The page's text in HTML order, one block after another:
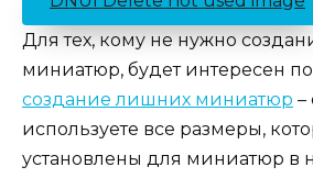
Для тех, кому не нужно
миниатюр, будет интересен
создание лишних миниатюр –
используете все размеры,
установлены для миниатюр в